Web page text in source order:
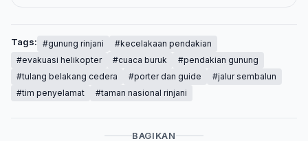
Tags: #gunung rinjani
#kecelakaan pendakian
#evakuasi helikopter
#cuaca buruk
#pendakian gunung
#tulang belakang cedera
#porter dan guide
#jalur sembalun
#tim penyelamat
#taman nasional rinjani
BAGIKAN